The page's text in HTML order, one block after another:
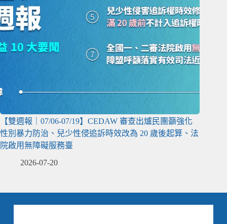
【雙週報｜07/06-07/19】CEDAW 審查出爐民團籲強化
性別暴力防治、兒少性侵追訴時效改為 20 歲後起算、法
院啟用無障礙服務臺
2026-07-20